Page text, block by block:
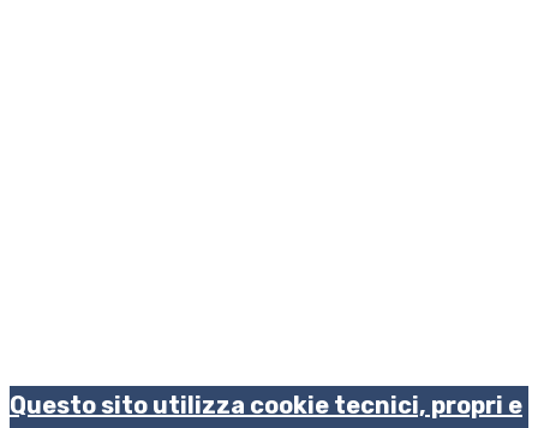
Questo sito utilizza cookie tecnici, propri e